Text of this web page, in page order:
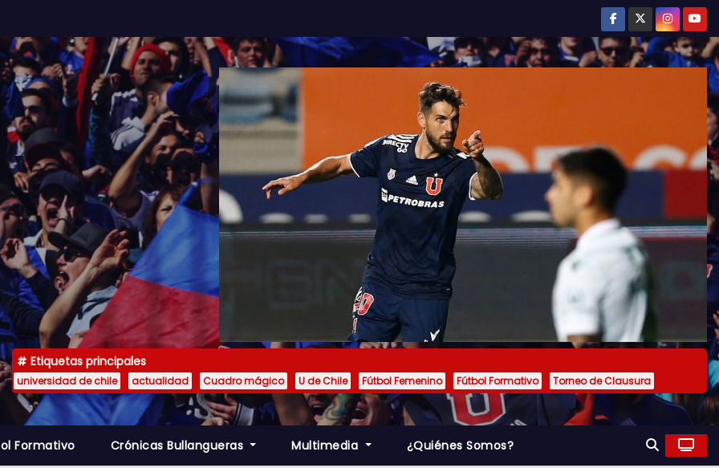
Etiquetas principales
universidad de chile actualidad Cuadro mágico U de Chile Fútbol Femenino Fútbol Formativo Torneo de Clausura
Formativo Crónicas Bullangueras Multimedia ¿Quiénes Somos?